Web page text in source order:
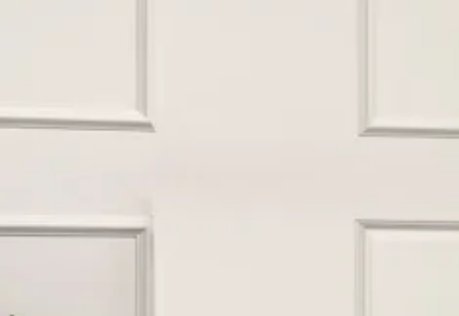
Latex topmadrasser
Latex topmadrasser 120x200